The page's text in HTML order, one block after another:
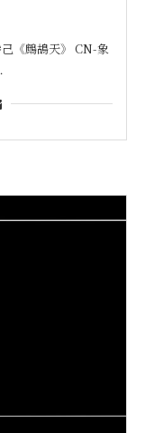
《鷓鴣天》 CN-象